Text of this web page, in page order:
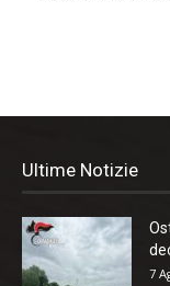
Ultime Notizie
7